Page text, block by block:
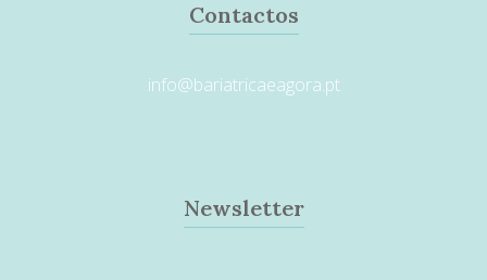
Contactos
info@bariatricaeagora.pt
Newsletter